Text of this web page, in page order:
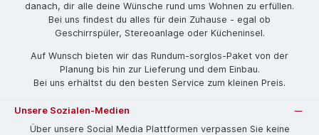
danach, dir alle deine Wünsche rund ums Wohnen zu erfüllen.
Bei uns findest du alles für dein Zuhause - egal ob
Geschirrspüler, Stereoanlage oder Kücheninsel.
Auf Wunsch bieten wir das Rund­um-sorg­los-Pa­ket von der
Planung bis hin zur Lieferung und dem Einbau.
Bei uns erhältst du den besten Service zum kleinen Preis.
Unsere Sozialen-Medien
Über unsere Social Media Plattformen verpassen Sie keine